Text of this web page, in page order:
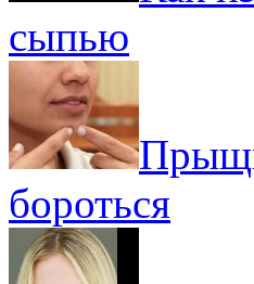
сыпью
бороться